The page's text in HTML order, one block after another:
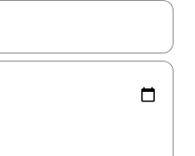
yukarı ve aşağı oklarıyla